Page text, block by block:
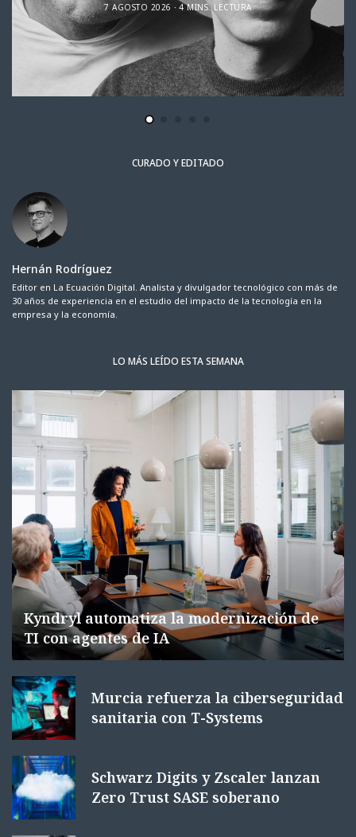
7 AGOSTO 2026 4 MINS. LECTURA
CURADO Y EDITADO
Hernán Rodríguez
Editor en La Ecuación Digital. Analista y divulgador tecnológico con más de
30 años de experiencia en el estudio del impacto de la tecnología en la
empresa y la economía.
LO MÁS LEÍDO ESTA SEMANA
Kyndryl automatiza la modernización de
TI con agentes de IA
Murcia refuerza la ciberseguridad
sanitaria con T-Systems
Schwarz Digits y Zscaler lanzan
Zero Trust SASE soberano